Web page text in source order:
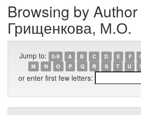
Browsing by Author
Грищенкова, М.О.
Jump to: 0-9 A B C D E F
M
N O P Q R S T U
or enter first few letters: